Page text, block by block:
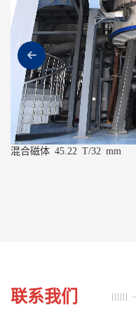
混合磁体 45.22 T/32 mm
联系我们